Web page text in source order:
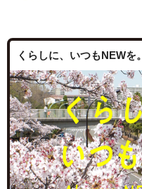
くらしに、いつもNEWを。